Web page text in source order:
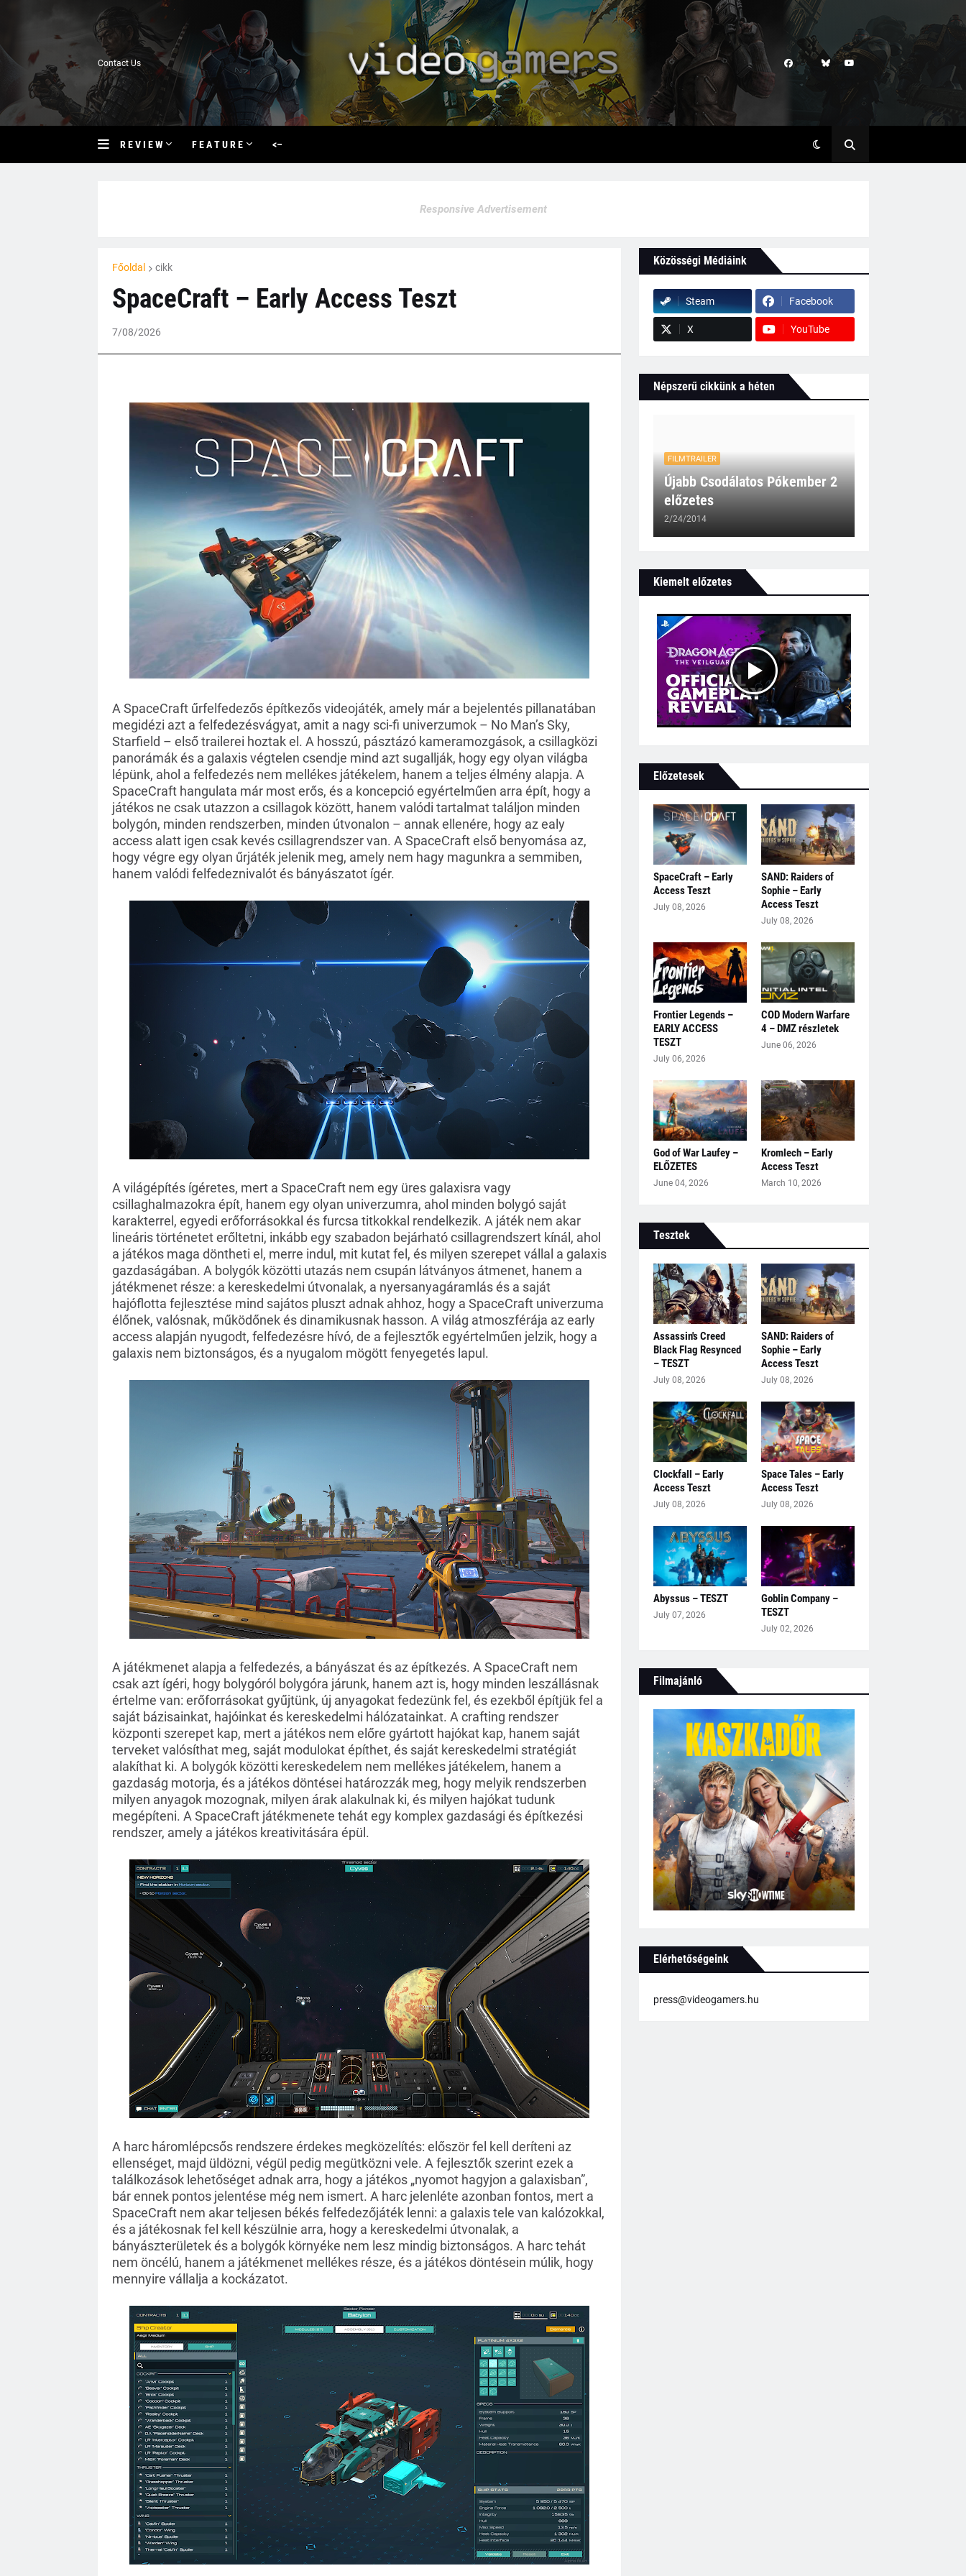
Contact Us
R E V I E W F E A T U R E <–
Responsive Advertisement
Főoldal cikk
SpaceCraft – Early Access Teszt
7/08/2026
A SpaceCraft űrfelfedezős építkezős videojáték, amely már a bejelentés pillanatában
megidézi azt a felfedezésvágyat, amit a nagy sci-fi univerzumok – No Man’s Sky,
Starfield – első trailerei hoztak el. A hosszú, pásztázó kameramozgások, a csillagközi
panorámák és a galaxis végtelen csendje mind azt sugallják, hogy egy olyan világba
lépünk, ahol a felfedezés nem mellékes játékelem, hanem a teljes élmény alapja. A
SpaceCraft hangulata már most erős, és a koncepció egyértelműen arra épít, hogy a
játékos ne csak utazzon a csillagok között, hanem valódi tartalmat találjon minden
bolygón, minden rendszerben, minden útvonalon – annak ellenére, hogy az ealy
access alatt igen csak kevés csillagrendszer van. A SpaceCraft első benyomása az,
hogy végre egy olyan űrjáték jelenik meg, amely nem hagy magunkra a semmiben,
hanem valódi felfedeznivalót és bányászatot ígér.
A világépítés ígéretes, mert a SpaceCraft nem egy üres galaxisra vagy
csillaghalmazokra épít, hanem egy olyan univerzumra, ahol minden bolygó saját
karakterrel, egyedi erőforrásokkal és furcsa titkokkal rendelkezik. A játék nem akar
lineáris történetet erőltetni, inkább egy szabadon bejárható csillagrendszert kínál, ahol
a játékos maga döntheti el, merre indul, mit kutat fel, és milyen szerepet vállal a galaxis
gazdaságában. A bolygók közötti utazás nem csupán látványos átmenet, hanem a
játékmenet része: a kereskedelmi útvonalak, a nyersanyagáramlás és a saját
hajóflotta fejlesztése mind sajátos pluszt adnak ahhoz, hogy a SpaceCraft univerzuma
élőnek, valósnak, működőnek és dinamikusnak hasson. A világ atmoszférája az early
access alapján nyugodt, felfedezésre hívó, de a fejlesztők egyértelműen jelzik, hogy a
galaxis nem biztonságos, és a nyugalom mögött fenyegetés lapul.
A játékmenet alapja a felfedezés, a bányászat és az építkezés. A SpaceCraft nem
csak azt ígéri, hogy bolygóról bolygóra járunk, hanem azt is, hogy minden leszállásnak
értelme van: erőforrásokat gyűjtünk, új anyagokat fedezünk fel, és ezekből építjük fel a
saját bázisainkat, hajóinkat és kereskedelmi hálózatainkat. A crafting rendszer
központi szerepet kap, mert a játékos nem előre gyártott hajókat kap, hanem saját
terveket valósíthat meg, saját modulokat építhet, és saját kereskedelmi stratégiát
alakíthat ki. A bolygók közötti kereskedelem nem mellékes játékelem, hanem a
gazdaság motorja, és a játékos döntései határozzák meg, hogy melyik rendszerben
milyen anyagok mozognak, milyen árak alakulnak ki, és milyen hajókat tudunk
megépíteni. A SpaceCraft játékmenete tehát egy komplex gazdasági és építkezési
rendszer, amely a játékos kreativitására épül.
A harc háromlépcsős rendszere érdekes megközelítés: először fel kell deríteni az
ellenséget, majd üldözni, végül pedig megütközni vele. A fejlesztők szerint ezek a
találkozások lehetőséget adnak arra, hogy a játékos „nyomot hagyjon a galaxisban”,
bár ennek pontos jelentése még nem ismert. A harc jelenléte azonban fontos, mert a
SpaceCraft nem akar teljesen békés felfedezőjáték lenni: a galaxis tele van kalózokkal,
és a játékosnak fel kell készülnie arra, hogy a kereskedelmi útvonalak, a
bányászterületek és a bolygók környéke nem lesz mindig biztonságos. A harc tehát
nem öncélú, hanem a játékmenet mellékes része, és a játékos döntésein múlik, hogy
mennyire vállalja a kockázatot.
Közösségi Médiáink
Steam Facebook
X YouTube
Népszerű cikkünk a héten
FILMTRAILER
Újabb Csodálatos Pókember 2
előzetes
2/24/2014
Kiemelt előzetes
Előzetesek
SpaceCraft – Early
Access Teszt
July 08, 2026
SAND: Raiders of
Sophie – Early
Access Teszt
July 08, 2026
Frontier Legends –
EARLY ACCESS
TESZT
July 06, 2026
COD Modern Warfare
4 – DMZ részletek
June 06, 2026
God of War Laufey –
ELŐZETES
June 04, 2026
Kromlech – Early
Access Teszt
March 10, 2026
Tesztek
Assassin's Creed
Black Flag Resynced
– TESZT
July 08, 2026
SAND: Raiders of
Sophie – Early
Access Teszt
July 08, 2026
Clockfall – Early
Access Teszt
July 08, 2026
Space Tales – Early
Access Teszt
July 08, 2026
Abyssus – TESZT
July 07, 2026
Goblin Company –
TESZT
July 02, 2026
Filmajánló
Elérhetőségeink
press@videogamers.hu